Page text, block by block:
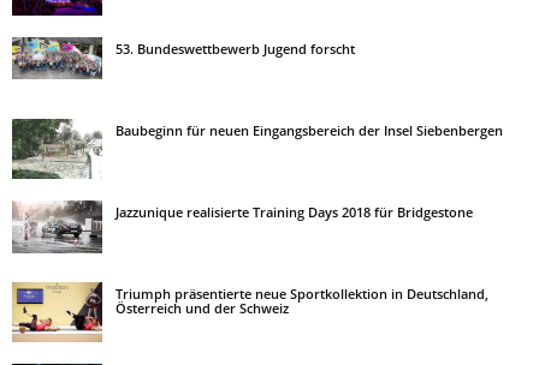
53. Bundeswettbewerb Jugend forscht
Baubeginn für neuen Eingangsbereich der Insel Siebenbergen
Jazzunique realisierte Training Days 2018 für Bridgestone
Triumph präsentierte neue Sportkollektion in Deutschland,
Österreich und der Schweiz